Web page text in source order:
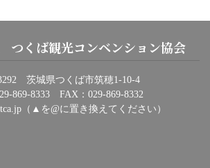
くば観光コンベンション協会
茨城県つくば市筑穂1-10-4
869-8333 FAX：029-869-8332
（▲を@に置き換えてください）